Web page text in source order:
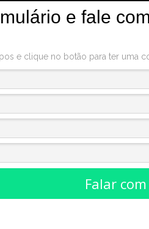
e fale
e clique no botão para ter uma
Falar